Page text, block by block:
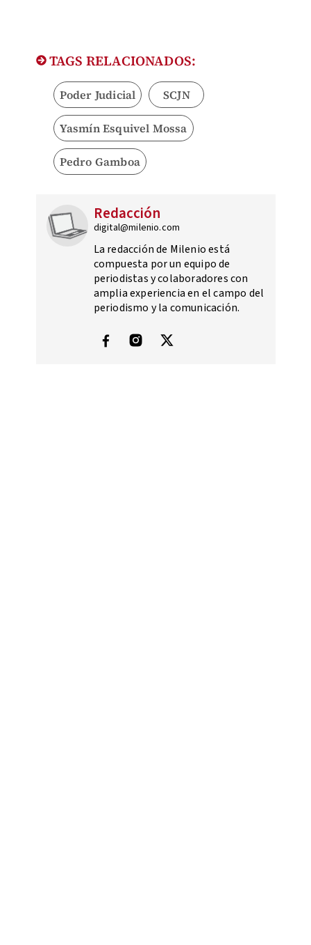
TAGS RELACIONADOS:
Poder Judicial SCJN
Yasmín Esquivel Mossa
Pedro Gamboa
Redacción
digital@milenio.com
La redacción de Milenio está
compuesta por un equipo de
periodistas y colaboradores con
amplia experiencia en el campo del
periodismo y la comunicación.